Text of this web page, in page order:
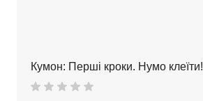
Кумон: Перші кроки. Нумо клеїти!